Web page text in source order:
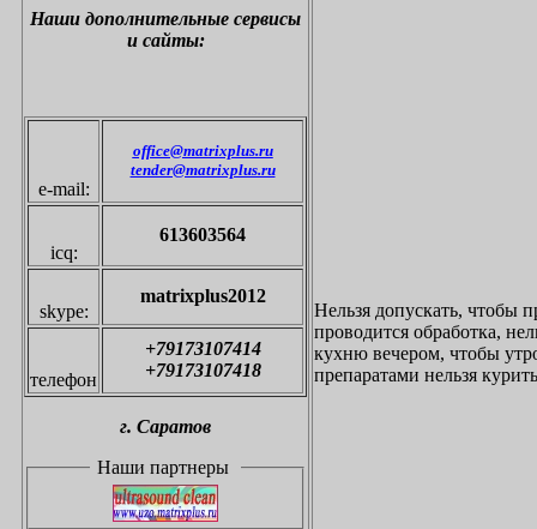
Наши дополнительные сервисы
и сайты:
e-mail:
office@matrixplus.ru
tender@matrixplus.ru
icq:
613603564
skype:
matrixplus2012
телефон
+79173107414
+79173107418
г. Саратов
Наши партнеры
Нельзя допускать, чтобы
проводится обработка,
кухню вечером, чтобы
препаратами нельзя